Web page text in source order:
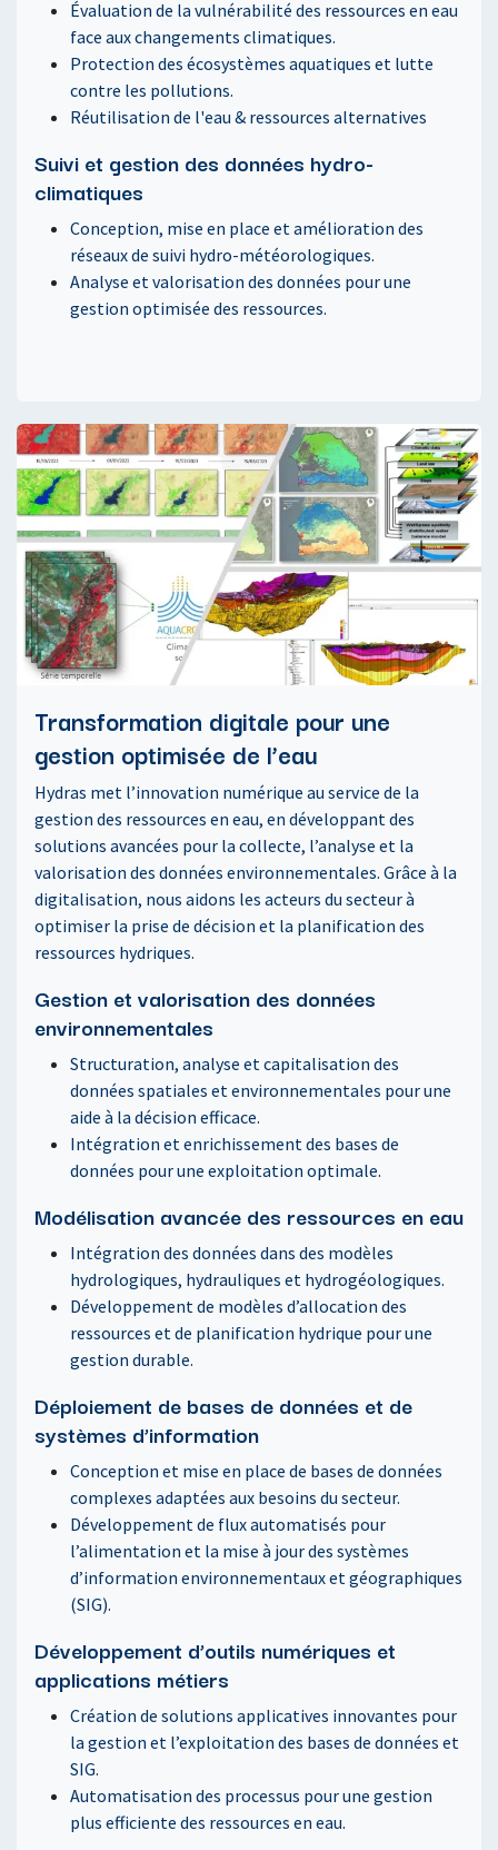
Évaluation de la vulnérabilité des ressources en eau
face aux changements climatiques.
Protection des écosystèmes aquatiques et lutte
contre les pollutions.
Réutilisation de l'eau & ressources alternatives
Suivi et gestion des données hydro-
climatiques
Conception, mise en place et amélioration des
réseaux de suivi hydro-météorologiques.
Analyse et valorisation des données pour une
gestion optimisée des ressources.
Transformation digitale pour une
gestion optimisée de l’eau
Hydras met l’innovation numérique au service de la
gestion des ressources en eau, en développant des
solutions avancées pour la collecte, l’analyse et la
valorisation des données environnementales. Grâce à la
digitalisation, nous aidons les acteurs du secteur à
optimiser la prise de décision et la planification des
ressources hydriques.
Gestion et valorisation des données
environnementales
Structuration, analyse et capitalisation des
données spatiales et environnementales pour une
aide à la décision efficace.
Intégration et enrichissement des bases de
données pour une exploitation optimale.
Modélisation avancée des ressources en eau
Intégration des données dans des modèles
hydrologiques, hydrauliques et hydrogéologiques.
Développement de modèles d’allocation des
ressources et de planification hydrique pour une
gestion durable.
Déploiement de bases de données et de
systèmes d’information
Conception et mise en place de bases de données
complexes adaptées aux besoins du secteur.
Développement de flux automatisés pour
l’alimentation et la mise à jour des systèmes
d’information environnementaux et géographiques
(SIG).
Développement d’outils numériques et
applications métiers
Création de solutions applicatives innovantes pour
la gestion et l’exploitation des bases de données et
SIG.
Automatisation des processus pour une gestion
plus efficiente des ressources en eau.